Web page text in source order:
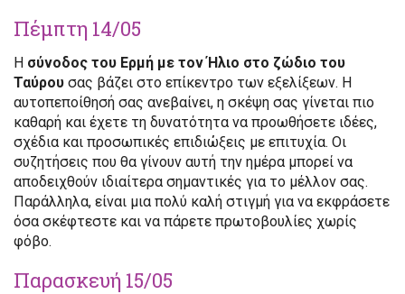
Πέμπτη 14/05
Η σύνοδος του Ερμή με τον Ήλιο στο ζώδιο του
Ταύρου σας βάζει στο επίκεντρο των εξελίξεων. Η
αυτοπεποίθησή σας ανεβαίνει, η σκέψη σας γίνεται πιο
καθαρή και έχετε τη δυνατότητα να προωθήσετε ιδέες,
σχέδια και προσωπικές επιδιώξεις με επιτυχία. Οι
συζητήσεις που θα γίνουν αυτή την ημέρα μπορεί να
αποδειχθούν ιδιαίτερα σημαντικές για το μέλλον σας.
Παράλληλα, είναι μια πολύ καλή στιγμή για να εκφράσετε
όσα σκέφτεστε και να πάρετε πρωτοβουλίες χωρίς
φόβο.
Παρασκευή 15/05